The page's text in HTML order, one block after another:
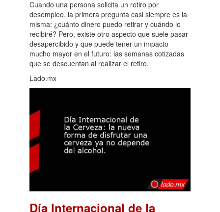
Cuando una persona solicita un retiro por
desempleo, la primera pregunta casi siempre es la
misma: ¿cuánto dinero puedo retirar y cuándo lo
recibiré? Pero, existe otro aspecto que suele pasar
desapercibido y que puede tener un impacto
mucho mayor en el futuro: las semanas cotizadas
que se descuentan al realizar el retiro.
Lado.mx
Día Internacional de la